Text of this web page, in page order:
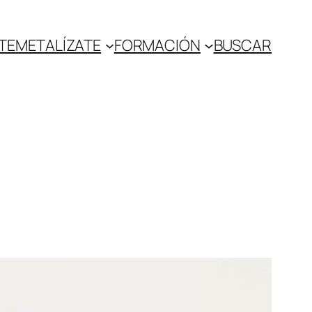
METALÍZATE FORMACIÓN BUSCAR